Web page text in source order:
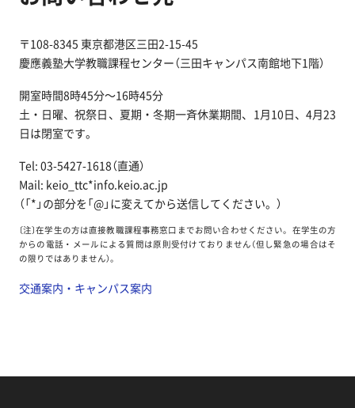
〒108-8345 東京都港区三田2-15-45
慶應義塾大学教職課程センター（三田キャンパス南館地下1階）
開室時間8時45分～16時45分
土・日曜、祝祭日、夏期・冬期一斉休業期間、1月10日、4月23
日は閉室です。
Tel: 03-5427-1618（直通）
Mail: keio_ttc*info.keio.ac.jp
（「*」の部分を「@」に変えてから送信してください。）
〔注〕在学生の方は直接教職課程事務窓口までお問い合わせください。在学生の方
からの電話・メールによる質問は原則受付けておりません（但し緊急の場合はそ
の限りではありません）。
交通案内・キャンパス案内